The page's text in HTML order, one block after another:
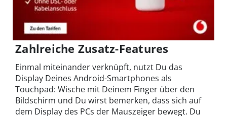
Zahlreiche Zusatz-Features
Einmal miteinander verknüpft, nutzt Du das
Display Deines Android-Smartphones als
Touchpad: Wische mit Deinem Finger über den
Bildschirm und Du wirst bemerken, dass sich auf
dem Display des PCs der Mauszeiger bewegt. Du